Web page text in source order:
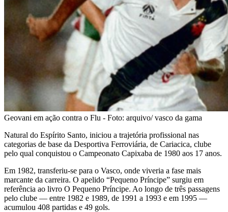
Geovani em ação contra o Flu - Foto: arquivo/ vasco da gama
Natural do Espírito Santo, iniciou a trajetória profissional nas
categorias de base da Desportiva Ferroviária, de Cariacica, clube
pelo qual conquistou o Campeonato Capixaba de 1980 aos 17 anos.
Em 1982, transferiu-se para o Vasco, onde viveria a fase mais
marcante da carreira. O apelido “Pequeno Príncipe” surgiu em
referência ao livro O Pequeno Príncipe. Ao longo de três passagens
pelo clube — entre 1982 e 1989, de 1991 a 1993 e em 1995 —
acumulou 408 partidas e 49 gols.